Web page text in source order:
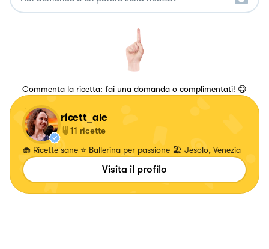
Commenta la ricetta: fai una domanda o complimentati! 😋
ricett_ale
11 ricette
🧁 Ricette sane ⭐ Ballerina per passione 🏖️ Jesolo, Venezia
Visita il profilo